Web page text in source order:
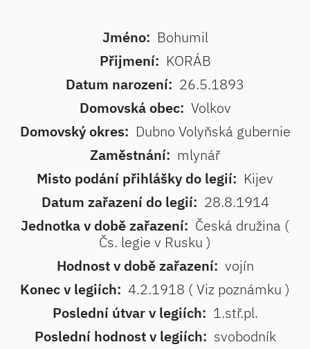
Jméno: Bohumil
Přijmení: KORÁB
Datum narození: 26.5.1893
Domovská obec: Volkov
Domovský okres: Dubno Volyňská gubernie
Zaměstnání: mlynář
Misto podání přihlášky do legií: Kijev
Datum zařazení do legií: 28.8.1914
Jednotka v době zařazení: Česká družina (
Čs. legie v Rusku )
Hodnost v době zařazení: vojín
Konec v legiích: 4.2.1918 ( Viz poznámku )
Poslední útvar v legiích: 1.stř.pl.
Poslední hodnost v legiích: svobodník